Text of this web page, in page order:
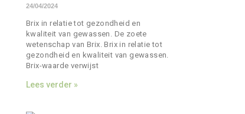
24/04/2024
Brix in relatie tot gezondheid en
kwaliteit van gewassen. De zoete
wetenschap van Brix. Brix in relatie tot
gezondheid en kwaliteit van gewassen.
Brix-waarde verwijst
Lees verder »